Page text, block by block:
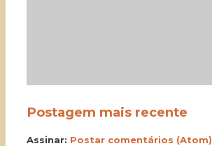
Postagem mais recente
Assinar: Postar comentários (Atom)